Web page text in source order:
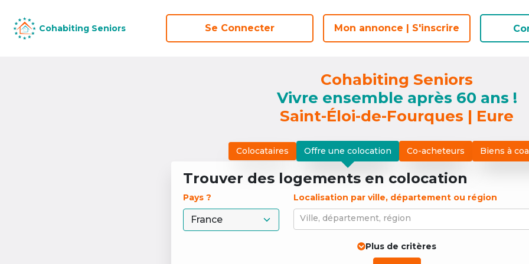
Cohabiting Seniors Se Connecter Mon annonce | S'inscrire
Cohabiting Seniors Se Connecter Mon annonce | S'inscrire
Cohabiting Seniors
Vivre ensemble après 60 ans !
Saint-Éloi-de-Fourques | Eure
Colocataires Offre une colocation Co-acheteurs Biens à
Trouver des logements en colocation
Pays ?
Localisation par ville, département ou région
Ville, département, région
Plus de critères